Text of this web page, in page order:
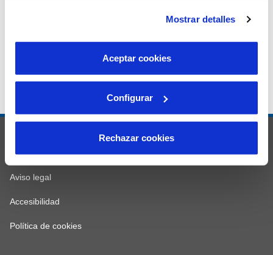
son indispensables para que el sitio web funcione y que
por tanto no se pueden desactivar. Puedes consultar
más información en nuestra
Política de Cookies
Mostrar detalles
Aceptar cookies
Configurar
Rechazar cookies
Mapa web
Aviso legal
Accesibilidad
Política de cookies